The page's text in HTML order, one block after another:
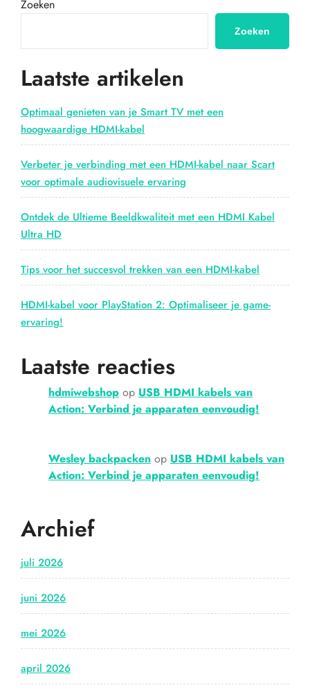
HDMI-
voor
Kwaliteit”
Zoeken
Zoeken
Laatste artikelen
Optimaal genieten van je Smart TV met een
hoogwaardige HDMI-kabel
Verbeter je verbinding met een HDMI-kabel naar Scart
voor optimale audiovisuele ervaring
Ontdek de Ultieme Beeldkwaliteit met een HDMI Kabel
Ultra HD
Tips voor het succesvol trekken van een HDMI-kabel
HDMI-kabel voor PlayStation 2: Optimaliseer je game-
ervaring!
Laatste reacties
hdmiwebshop op USB HDMI kabels van
Action: Verbind je apparaten eenvoudig!
Wesley backpacken op USB HDMI kabels van
Action: Verbind je apparaten eenvoudig!
Archief
juli 2026
juni 2026
mei 2026
april 2026